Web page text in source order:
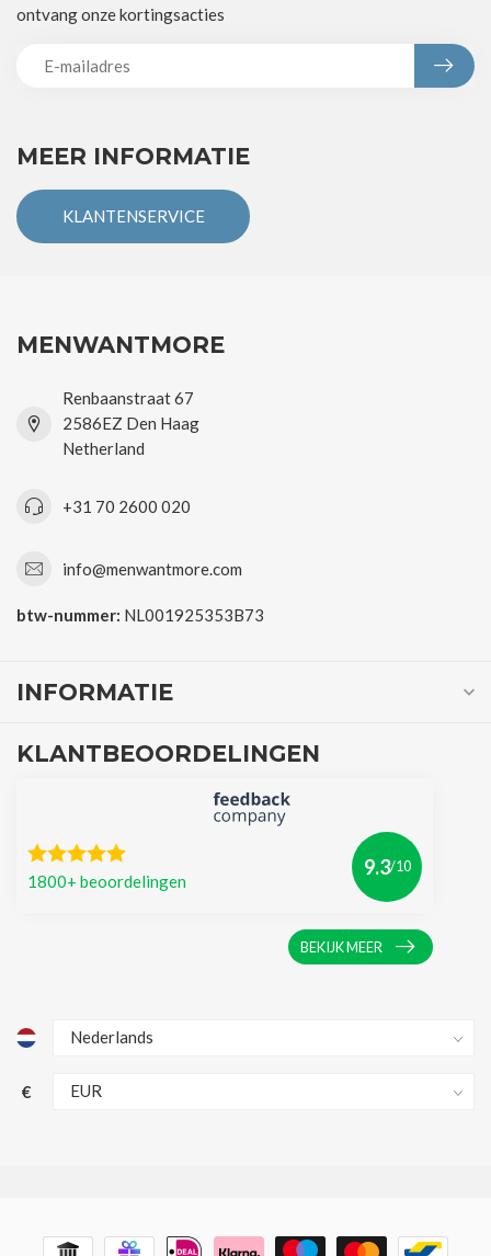
MEER INFORMATIE
KLANTENSERVICE
ontvang onze kortingsacties
MENWANTMORE
Renbaanstraat 67
2586EZ Den Haag
Netherland
+31 70 2600 020
info@menwantmore.com
btw-nummer: NL001925353B73
INFORMATIE
KLANTBEOORDELINGEN
1800+ beoordelingen
9.3/10
BEKIJK MEER
€